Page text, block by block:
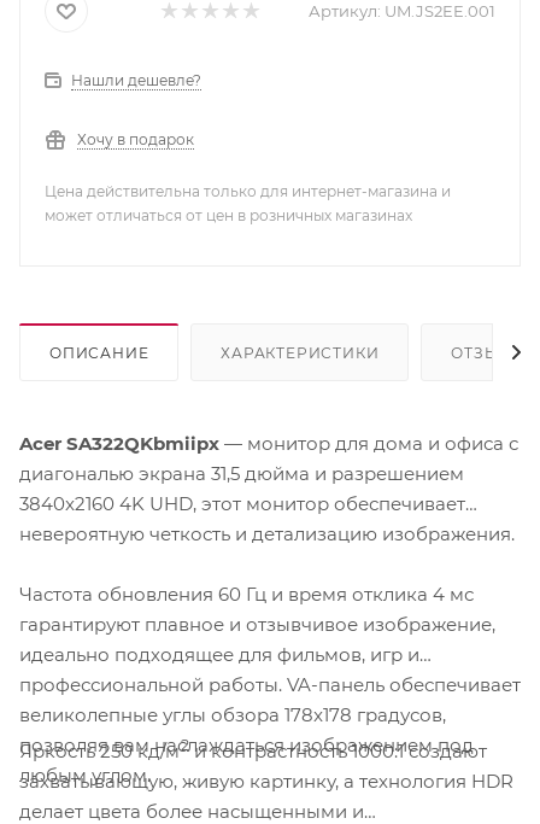
Артикул: UM.JS2EE.001
Нашли дешевле?
Хочу в подарок
Цена действительна только для интернет-магазина и
может отличаться от цен в розничных магазинах
ОПИСАНИЕ ХАРАКТЕРИСТИКИ ОТЗЫВЫ
Acer SA322QKbmiipx — монитор для дома и офиса с
диагональю экрана 31,5 дюйма и разрешением
3840x2160 4K UHD, этот монитор обеспечивает
невероятную четкость и детализацию изображения.
Частота обновления 60 Гц и время отклика 4 мс
гарантируют плавное и отзывчивое изображение,
идеально подходящее для фильмов, игр и
профессиональной работы. VA-панель обеспечивает
великолепные углы обзора 178x178 градусов,
позволяя вам наслаждаться изображением под
любым углом.
Яркость 250 кд/м2и контрастность 1000:1 создают
захватывающую, живую картинку, а технология HDR
делает цвета более насыщенными и